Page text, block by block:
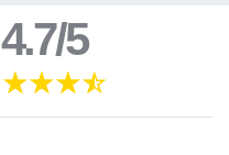
4.7/5